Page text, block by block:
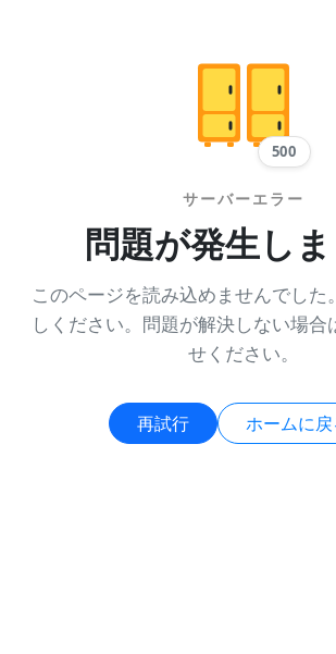
500
サーバーエラー
問題が発生し
このページを読み込めませんでした
しください。問題が解決しない場合
せください。
再試行 ホームに戻